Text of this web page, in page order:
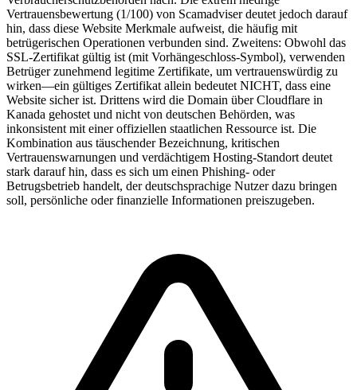
Vertrauensbewertung (1/100) von Scamadviser deutet jedoch darauf
hin, dass diese Website Merkmale aufweist, die häufig mit
betrügerischen Operationen verbunden sind. Zweitens: Obwohl das
SSL-Zertifikat gültig ist (mit Vorhängeschloss-Symbol), verwenden
Betrüger zunehmend legitime Zertifikate, um vertrauenswürdig zu
wirken—ein gültiges Zertifikat allein bedeutet NICHT, dass eine
Website sicher ist. Drittens wird die Domain über Cloudflare in
Kanada gehostet und nicht von deutschen Behörden, was
inkonsistent mit einer offiziellen staatlichen Ressource ist. Die
Kombination aus täuschender Bezeichnung, kritischen
Vertrauenswarnungen und verdächtigem Hosting-Standort deutet
stark darauf hin, dass es sich um einen Phishing- oder
Betrugsbetrieb handelt, der deutschsprachige Nutzer dazu bringen
soll, persönliche oder finanzielle Informationen preiszugeben.